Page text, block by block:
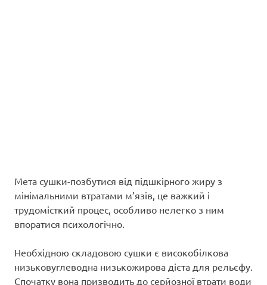
Мета сушки-позбутися від підшкірного жиру з
мінімальними втратами м’язів, це важкий і
трудомісткий процес, особливо нелегко з ним
впоратися психологічно.
Необхідною складовою сушки є високобілкова
низьковуглеводна низькожирова дієта для рельєфу.
Спочатку вона призводить до серйозної втрати води